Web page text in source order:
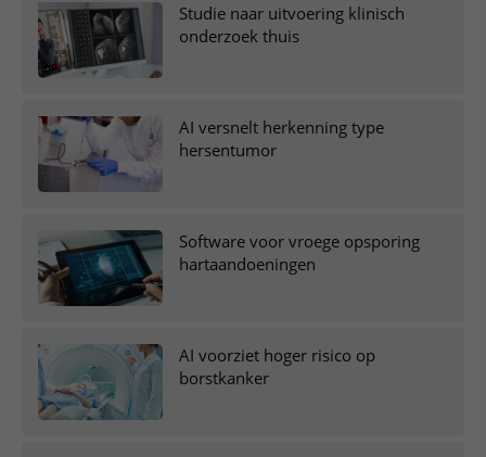
Studie naar uitvoering klinisch
onderzoek thuis
AI versnelt herkenning type
hersentumor
Software voor vroege opsporing
hartaandoeningen
AI voorziet hoger risico op
borstkanker